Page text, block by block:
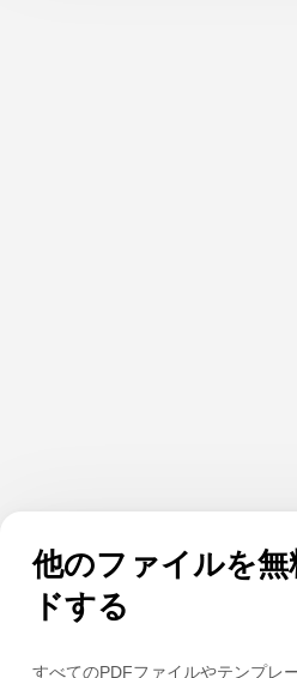
他のファイルを
ドする
すべてのPDFファイルやテンプレ